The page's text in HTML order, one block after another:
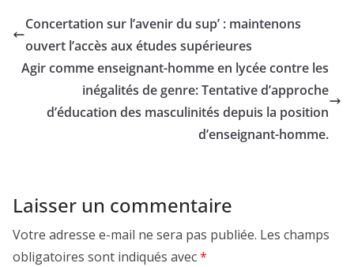
Concertation sur l’avenir du sup’ : maintenons
ouvert l’accès aux études supérieures
Agir comme enseignant-homme en lycée contre les
inégalités de genre: Tentative d’approche
d’éducation des masculinités depuis la position
d’enseignant-homme.
Laisser un commentaire
Votre adresse e-mail ne sera pas publiée. Les champs
obligatoires sont indiqués avec*